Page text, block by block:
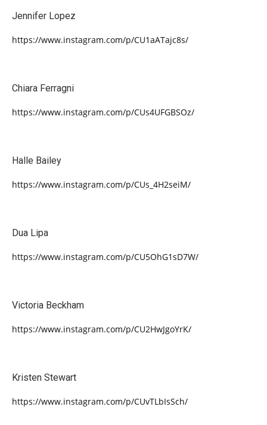
Jennifer Lopez
https://www.instagram.com/p/CU1aATajc8s/
Chiara Ferragni
https://www.instagram.com/p/CUs4UFGBSOz/
Halle Bailey
https://www.instagram.com/p/CUs_4H2seiM/
Dua Lipa
https://www.instagram.com/p/CU5OhG1sD7W/
Victoria Beckham
https://www.instagram.com/p/CU2HwJgoYrK/
Kristen Stewart
https://www.instagram.com/p/CUvTLbIsSch/